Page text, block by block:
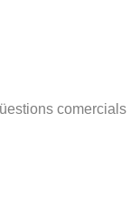
comercials